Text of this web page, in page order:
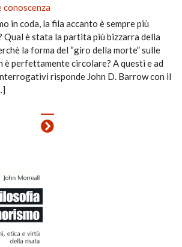
conoscenza
in coda, la fila accanto è sempre più
Qual è stata la partita più bizzarra della
la forma del “giro della morte” sulle
è perfettamente circolare? A questi e ad
risponde John D. Barrow con il